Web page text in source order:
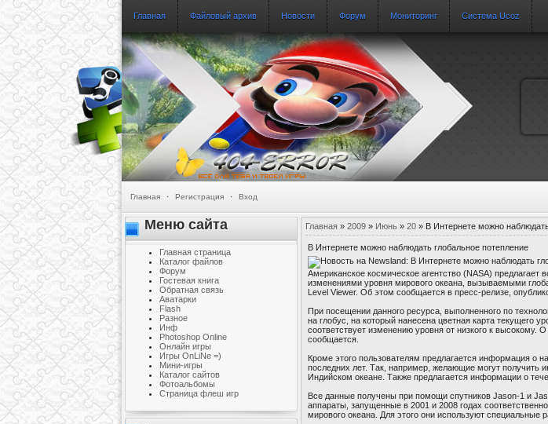
Главная Файловый архив Новости Форум Мониторинг Система Ucoz
Главная · Регистрация · Вход
Меню сайта
Главная страница
Каталог файлов
Форум
Гостевая книга
Обратная связь
Аватарки
Flash
Разное
Инф
Photoshop Online
Онлайн игры
Игры OnLiNe =)
Мини-игры
Каталог сайтов
Фотоальбомы
Cтраница флеш игр
Главная » 2009 » Июнь » 20 » В Интернете можно
В Интернете можно наблюдать глобальное потепление
Американское космическое агентство (NASA) предлагает
изменениями уровня мирового океана, вызываемыми
Level Viewer. Об этом сообщается в пресс-релизе,
При посещении данного ресурса, выполненного по
на глобус, на который нанесена цветная карта текущего
соответствует изменению уровня от низкого к высокому.
сообщается.
Кроме этого пользователям предлагается информация о
последних лет. Так, например, желающие могут получить
Индийском океане. Также предлагается информации о
Все данные получены при помощи спутников Jason-1 и
аппараты, запущенные в 2001 и 2008 годах
мирового океана. Для этого они используют специальные